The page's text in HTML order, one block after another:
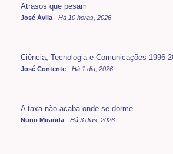
Atrasos que pesam
José Ávila - Há 10 horas, 2026
Ciência, Tecnologia e Comunicações 1996-
José Contente - Há 1 dia, 2026
A taxa não acaba onde se dorme
Nuno Miranda - Há 3 dias, 2026